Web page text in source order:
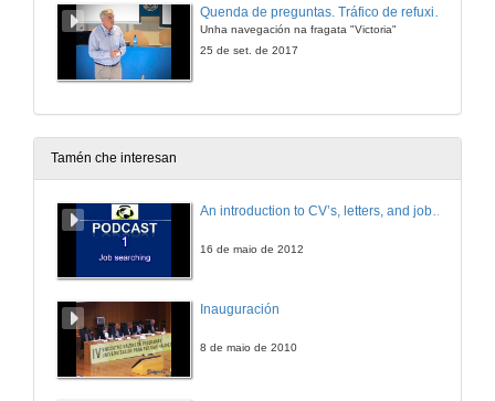
Quenda de preguntas. Tráfico de refuxiados no mediterráneo
Unha navegación na fragata "Victoria"
25 de set. de 2017
Tamén che interesan
16 de maio de 2012
Inauguración
8 de maio de 2010